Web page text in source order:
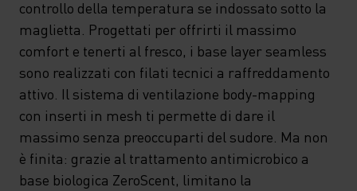
controllo della temperatura se indossato sotto la
maglietta. Progettati per offrirti il massimo
comfort e tenerti al fresco, i base layer seamless
sono realizzati con filati tecnici a raffreddamento
attivo. Il sistema di ventilazione body-mapping
con inserti in mesh ti permette di dare il
massimo senza preoccuparti del sudore. Ma non
è finita: grazie al trattamento antimicrobico a
base biologica ZeroScent, limitano la